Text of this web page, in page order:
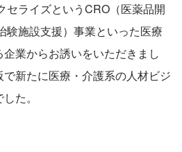
セライズというCRO（医薬品開
験施設支援）事業といった医療
業からお誘いをいただきまし
新たに医療・介護系の人材ビジ
た。